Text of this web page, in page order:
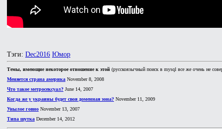
Тэги: Dec2016 Юмор
Темы, имеющие некоторое отношение к этой (русскоязычный поиск в mysql все же очень не
Меняется страна америка November 8, 2008
Что такое метросексуал? June 14, 2007
Когда же у украины будет своя доменная зона? November 11, 2009
Унылое говно November 13, 2007
Типа шутка December 14, 2012